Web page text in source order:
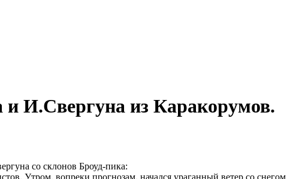
И.Свергуна из Каракорумов.
со склонов Броуд-пика: